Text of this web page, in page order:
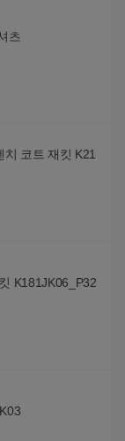
츠
코트 재킷 K21
K181JK06_P32